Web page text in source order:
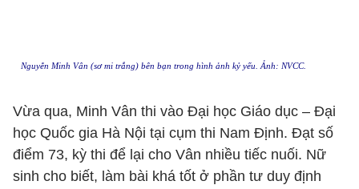
Nguyễn Minh Vân (sơ mi trắng) bên bạn trong hình ảnh kỷ yếu. Ảnh: NVCC.
Vừa qua, Minh Vân thi vào Đại học Giáo dục – Đại
học Quốc gia Hà Nội tại cụm thi Nam Định. Đạt số
điểm 73, kỳ thi để lại cho Vân nhiều tiếc nuối. Nữ
sinh cho biết, làm bài khá tốt ở phần tư duy định